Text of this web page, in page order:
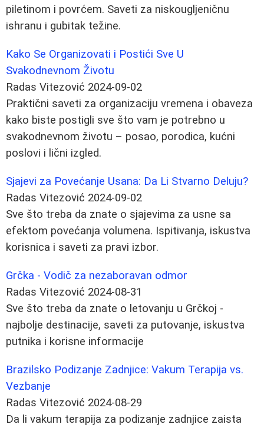
piletinom i povrćem. Saveti za niskougljeničnu
ishranu i gubitak težine.
Kako Se Organizovati i Postići Sve U
Svakodnevnom Životu
Radas Vitezović 2024-09-02
Praktični saveti za organizaciju vremena i obaveza
kako biste postigli sve što vam je potrebno u
svakodnevnom životu – posao, porodica, kućni
poslovi i lični izgled.
Sjajevi za Povećanje Usana: Da Li Stvarno Deluju?
Radas Vitezović 2024-09-02
Sve što treba da znate o sjajevima za usne sa
efektom povećanja volumena. Ispitivanja, iskustva
korisnica i saveti za pravi izbor.
Grčka - Vodič za nezaboravan odmor
Radas Vitezović 2024-08-31
Sve što treba da znate o letovanju u Grčkoj -
najbolje destinacije, saveti za putovanje, iskustva
putnika i korisne informacije
Brazilsko Podizanje Zadnjice: Vakum Terapija vs.
Vezbanje
Radas Vitezović 2024-08-29
Da li vakum terapija za podizanje zadnjice zaista